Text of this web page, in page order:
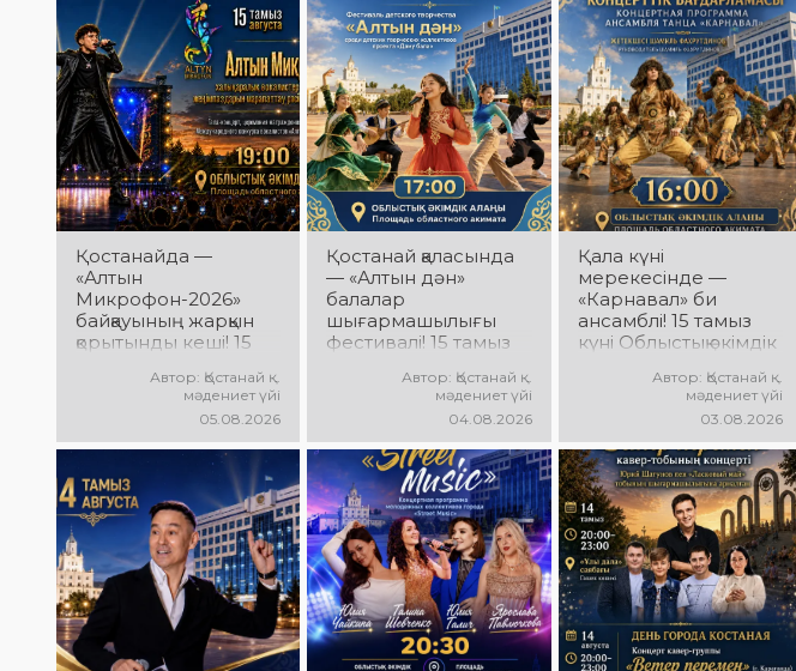
Қостанайда —
«Алтын
Микрофон-2026»
байқауының жарқын
қорытынды кеші! 15
Халықаралық
вокалистер байқауы
жеңімпаздарын
марапаттау рәсімі
мен гала-концерт
өтеді! Сіздерді үздік
орындаушылардың
әсерлі өнері, жарқын
эмоциялар және
ерекше мерекелік
атмосфера күтеді!
Автор: Қостанай қ.
мәдениет үйі
05.08.2026
Қостанай қаласында
— «Алтын дән»
балалар
шығармашылығы
фестивалі! 15 тамыз
алаңында «Даму
бала» жобасының
шығармашылық
ұжымдары қатысатын
«Алтын дән»
фестивалі өтеді!
Сіздерді жас
таланттардың жарқын
өнері, әсем әндер,
әсерлі билер мен
мерекелік көңіл күй
күтеді!
Автор: Қостанай қ.
мәдениет үйі
04.08.2026
Қала күні
мерекесінде —
«Карнавал» би
ансамблі! 15 тамыз
күні Облыстық әкімдік
«Карнавал» би
ансамблінің
бағдарламасы өтеді!
Ансамбль жетекшісі
— Шамиль
Фахрутдинов.
Сіздерді әсерлі
хореографиялық
қойылымдар, жарқын
бейнелер, қуатты
ырғақ пен мерекелік
көңіл күй күтеді!
Автор: Қостанай қ.
мәдениет үйі
03.08.2026